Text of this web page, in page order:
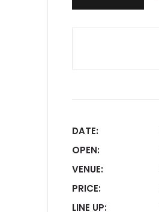
DATE:
OPEN:
VENUE:
PRICE:
LINE UP: